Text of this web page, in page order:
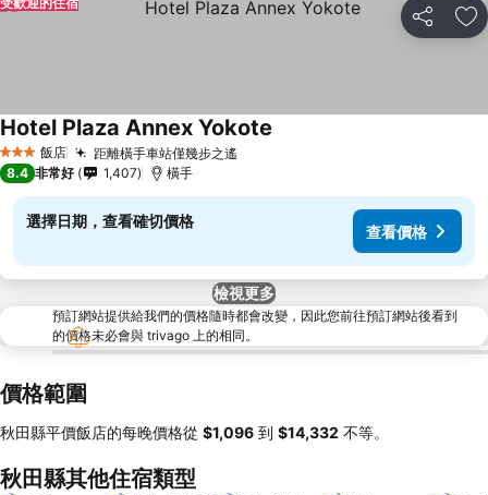
分享 加
3 星級 飯店 距離橫手車站僅幾步之遙
Hotel Plaza Annex Yokote
8.4 非常好 1,407 橫手
選擇日期，查看確切價格
查看價格
檢視更多
預訂網站提供給我們的價格隨時都會改變，因此您前往預訂網站後看到
的價格未必會與 trivago 上的相同。
價格範圍
秋田縣平價飯店的每晚價格從 ‎$1,096 到 ‎$14,332 不等。
秋田縣其他住宿類型